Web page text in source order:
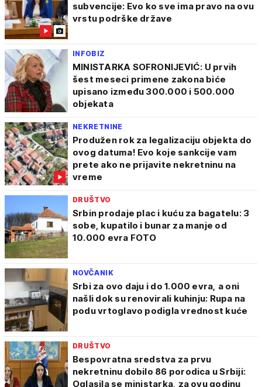
subvencije: Evo ko sve ima pravo na ovu
vrstu podrške države
INFOBIZ
MINISTARKA SOFRONIJEVIĆ: U prvih
šest meseci primene zakona biće
upisano između 300.000 i 500.000
objekata
NEKRETNINE
Produžen rok za legalizaciju objekta do
ovog datuma! Evo koje sankcije vam
prete ako ne prijavite nekretninu na
vreme
DRUŠTVO
Srbin prodaje plac i kuću za bagatelu: 3
sobe, kupatilo i bunar za manje od
10.000 evra FOTO
NOVČANIK
Srbi za ovo daju i do 1.000 evra, a oni
našli dok su renovirali kuhinju: Rupa na
podu vrtoglavo podigla vrednost kuće
DRUŠTVO
Bespovratna sredstva za prvu
nekretninu dobilo 86 porodica u Srbiji:
Oglasila se ministarka, za ovu godinu